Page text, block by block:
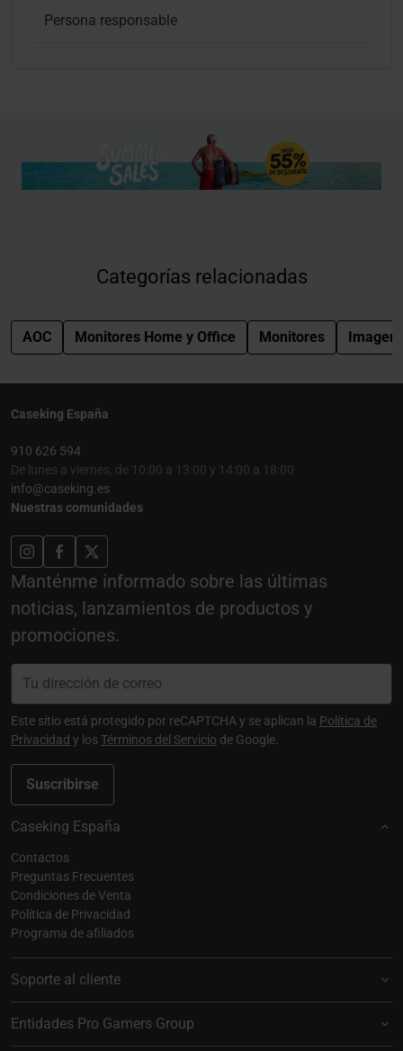
Persona responsable
Categorías relacionadas
AOC Monitores Home y Office Monitores
Caseking España
910 626 594
De lunes a viernes, de 10:00 a 13:00 y 14:00 a 18:00
info@caseking.es
Nuestras comunidades
Manténme informado sobre las últimas
noticias, lanzamientos de productos y
promociones.
Suscribirse
Este sitio está protegido por reCAPTCHA y se aplican la Política de
Privacidad y losTérminos del Servicio de Google.
Caseking España
Contactos
Preguntas Frecuentes
Condiciones de Venta
Política de Privacidad
Programa de afiliados
Soporte al cliente
Entidades Pro Gamers Group